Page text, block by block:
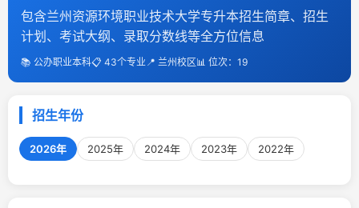
包含兰州资源环境职业技术大学专升本招生简章、招生
计划、考试大纲、录取分数线等全方位信息
📚 公办职业本科📋 43个专业📍 兰州校区📊 位次：19
招生年份
2026年 2025年 2024年 2023年 2022年